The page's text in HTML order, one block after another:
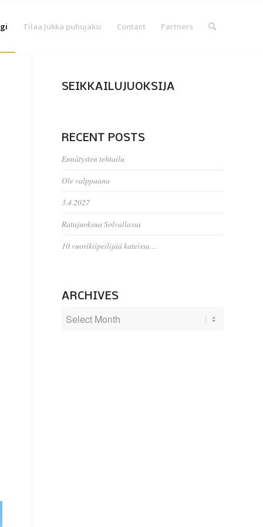
Tilaa Jukka puhujaksi Contact Partners
SEIKKAILUJUOKSIJA
RECENT POSTS
Ennätysten tehtailu
Ole valppaana
3.4.2027
Ratajuoksua Solvallassa
10 vuorikiipeilijää kateissa…
ARCHIVES